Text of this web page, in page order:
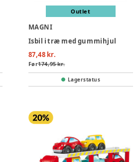
Outlet
MAGNI
Isbil i træ med gummihjul
87,48 kr.
Før174,95 kr.
Lagerstatus